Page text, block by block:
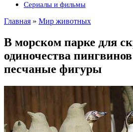
Сериалы и фильмы
Главная » Мир животных
В морском парке для
одиночества
песчаные фигуры